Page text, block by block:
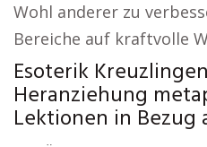
Wohl anderer zu
Bereiche auf kraftvolle
Esoterik
Heranziehung
Lektionen in Bezug